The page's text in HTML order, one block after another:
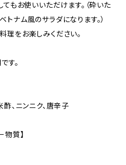
てもお使いいただけます。（砕いた
ナム風のサラダになります。）
理をお楽しみください。
す。
酢、ニンニク、唐辛子
物質】